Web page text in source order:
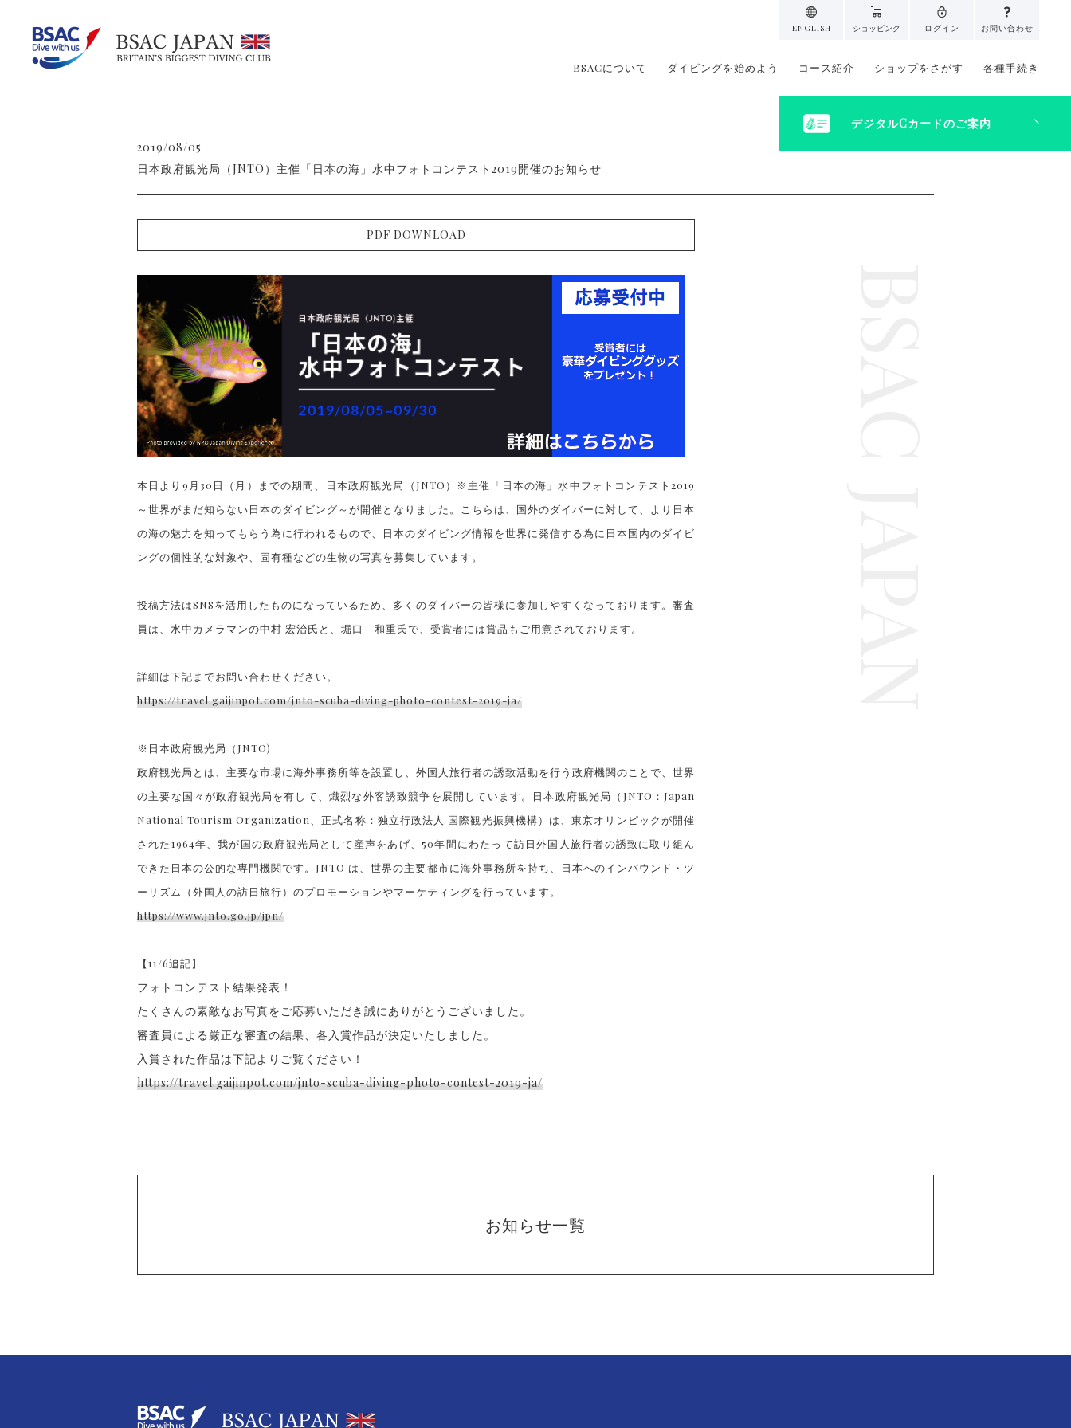
2019/08/05
日本政府観光局（JNTO）主催「日本の海」水中フォトコンテスト2019開催のお知らせ
PDF DOWNLOAD
本日より9月30日（月）までの期間、日本政府観光局（JNTO）※主催「日本の海」水中フォトコンテスト2019
～世界がまだ知らない日本のダイビング～が開催となりました。
こちらは、国外のダイバーに対して、より日本
の海の魅力を知ってもらう為に行われるもので、日本のダイビング情報を世界に発信する為に日本国内のダイビ
ングの個性的な対象や、固有種などの生物の写真を募集しています。
投稿方法はSNSを活用したものになっているため、多くのダイバーの皆様に参加しやすくなっております。 審査
員は、水中カメラマンの中村 宏治氏と、堀口 和重氏で、受賞者には賞品もご用意されております。
詳細は下記までお問い合わせください。
https://travel.gaijinpot.com/jnto-scuba-diving-photo-contest-2019-ja/
※日本政府観光局（JNTO)
政府観光局とは、主要な市場に海外事務所等を設置し、外国人旅行者の誘致活動を行う政府機関のことで、世界
の主要な国々が政府観光局を有して、熾烈な外客誘致競争を展開しています。日本政府観光局（JNTO：Japan
National Tourism Organization、正式名称：独立行政法人 国際観光振興機構）は、東京オリンピックが開催
された1964年、我が国の政府観光局として産声をあげ、50年間にわたって訪日外国人旅行者の誘致に取り組ん
できた日本の公的な専門機関です。JNTO は、世界の主要都市に海外事務所を持ち、日本へのインバウンド・ツ
ーリズム（外国人の訪日旅行）のプロモーションやマーケティングを行っています。
https://www.jnto.go.jp/jpn/
【11/6追記】
フォトコンテスト結果発表！
たくさんの素敵なお写真をご応募いただき誠にありがとうございました。
審査員による厳正な審査の結果、各入賞作品が決定いたしました。
入賞された作品は下記よりご覧ください！
https://travel.gaijinpot.com/jnto-scuba-diving-photo-contest-2019-ja/
お知らせ一覧
BSACについて ダイビングを始めよう コース紹介 ショップをさがす 各種手続き
ENGLISH ショッピング ログイン お問い合わせ
デジタルCカードのご案内